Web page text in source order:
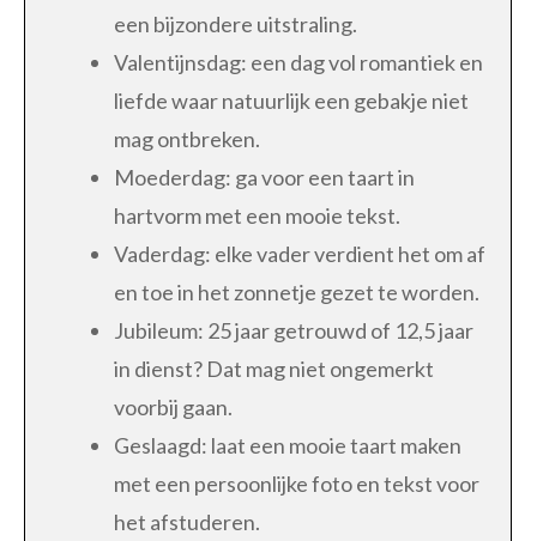
een bijzondere uitstraling.
Valentijnsdag: een dag vol romantiek en
liefde waar natuurlijk een gebakje niet
mag ontbreken.
Moederdag: ga voor een taart in
hartvorm met een mooie tekst.
Vaderdag: elke vader verdient het om af
en toe in het zonnetje gezet te worden.
Jubileum: 25 jaar getrouwd of 12,5 jaar
in dienst? Dat mag niet ongemerkt
voorbij gaan.
Geslaagd: laat een mooie taart maken
met een persoonlijke foto en tekst voor
het afstuderen.